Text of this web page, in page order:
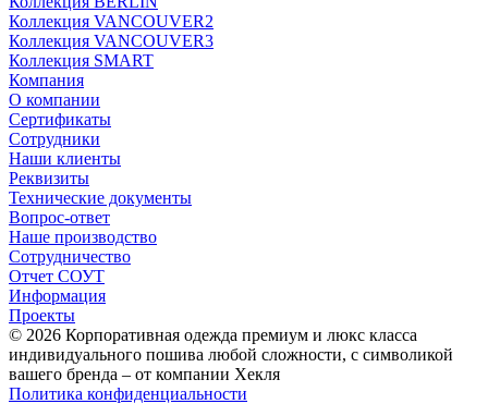
Коллекция VANCOUVER2
Коллекция VANCOUVER3
Коллекция SMART
Компания
О компании
Сертификаты
Сотрудники
Наши клиенты
Реквизиты
Технические документы
Вопрос-ответ
Наше производство
Сотрудничество
Отчет СОУТ
Информация
Проекты
© 2026 Корпоративная одежда премиум и люкс класса
индивидуального пошива любой сложности, с символикой
вашего бренда – от компании Хекля
Политика конфиденциальности